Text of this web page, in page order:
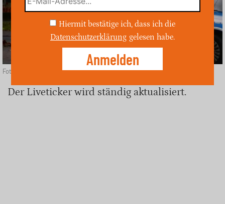
Foto: unsplash
Der Liveticker wird ständig aktualisiert.
Hiermit bestätige ich, dass ich die
Datenschutzerklärung gelesen habe.